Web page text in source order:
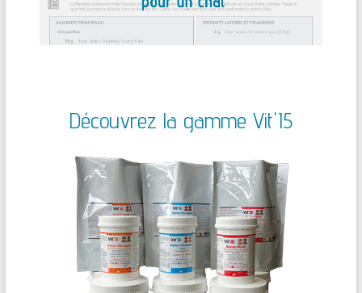
Découvrez la gamme Vit'I5